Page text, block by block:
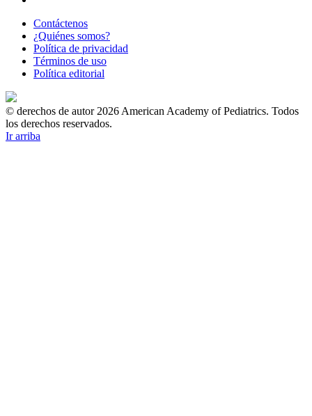
Contáctenos
¿Quiénes somos?
Política de privacidad
Términos de uso
Política editorial
© derechos de autor 2026 American Academy of Pediatrics. Todos
los derechos reservados.
Ir arriba